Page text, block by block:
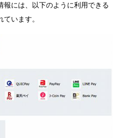
には、以下のように利用できる
います。